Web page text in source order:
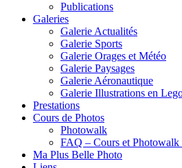
Publications
Galeries
Galerie Actualités
Galerie Sports
Galerie Orages et Météo
Galerie Paysages
Galerie Aéronautique
Galerie Illustrations en
Prestations
Cours de Photos
Photowalk
FAQ – Cours et
Ma Plus Belle Photo